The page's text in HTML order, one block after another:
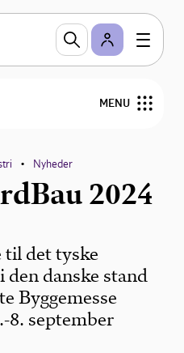
MENU
• Nyheder
2024
til det tyske
den danske stand
Byggemesse
8. september